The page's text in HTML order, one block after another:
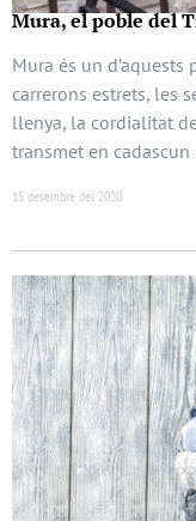
Mura, el poble del
Mura és un
carrerons estrets, les
llenya, la cordialitat
transmet en
15 desembre del 2020